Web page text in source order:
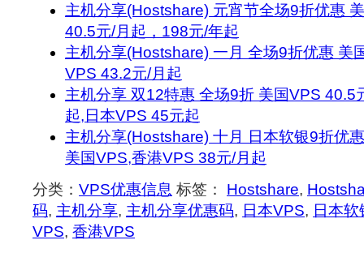
主机分享(Hostshare) 元宵节全场9折优惠
40.5元/月起，198元/年起
主机分享(Hostshare) 一月 全场9折优惠 美
VPS 43.2元/月起
主机分享 双12特惠 全场9折 美国VPS 40.5
起,日本VPS 45元起
主机分享(Hostshare) 十月 日本软银9折优
美国VPS,香港VPS 38元/月起
分类： VPS优惠信息 标签： Hostshare,
码, 主机分享, 主机分享优惠码, 日本VPS, 日本软
VPS, 香港VPS